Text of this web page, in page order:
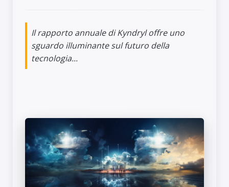
Il rapporto annuale di Kyndryl offre uno
sguardo illuminante sul futuro della
tecnologia...